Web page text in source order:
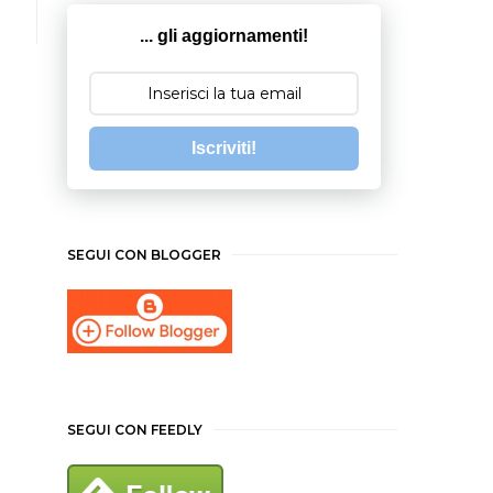
... gli aggiornamenti!
Iscriviti!
SEGUI CON BLOGGER
SEGUI CON FEEDLY